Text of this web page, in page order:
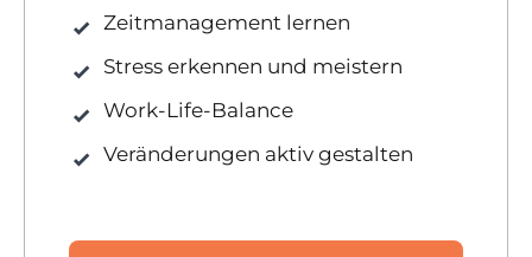
Zeitmanagement lernen
Stress erkennen und meistern
Work-Life-Balance
Veränderungen aktiv gestalten